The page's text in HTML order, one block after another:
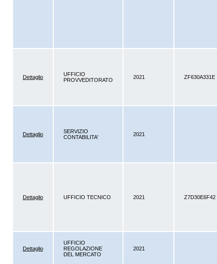
Dettaglio
UFFICIO
PROVVEDITORATO
2021 ZF630A331E
Dettaglio
SERVIZIO
CONTABILITA'
2021
Dettaglio UFFICIO TECNICO 2021 Z7D30E6F42
Dettaglio
UFFICIO
REGOLAZIONE
DEL MERCATO
2021